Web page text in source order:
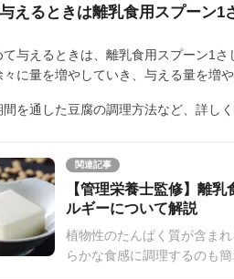
えるときは離乳食用スプーン1
て与えるときは、離乳食用スプーン1
に量を増やしていき、与える量を増や
を通した豆腐の調理方法など、詳し
関連記事
【管理栄養士監修】離
ルギーについて解説
植物性のたんぱく質が含ま
らかな食感に調理するのも